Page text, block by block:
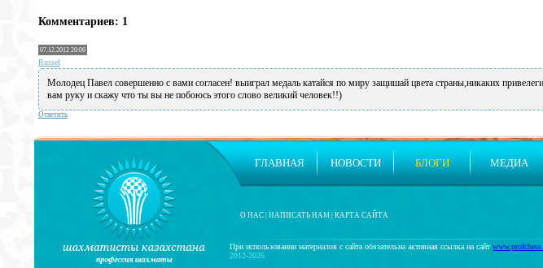
Комментариев: 1
07.12.2012 20:06
Russel
Молодец Павел совершенно с вами согласен! выиграл медаль катайся по миру защишай цвета страны,никаких
вам руку и скажу что ты вы не побоюсь этого слово великий человек!!)
Ответить
При использовании материалов с сайта обязательна активная ссылка на сайт
2012-2026
О НАС НАПИСАТЬ НАМ КАРТА САЙТА
ГЛАВНАЯ НОВОСТИ БЛОГИ МЕДИА